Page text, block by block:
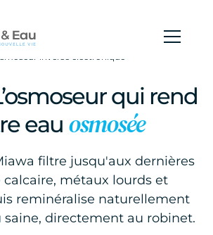
inverse électronique
qui rend
eau osmosée
filtre jusqu'aux dernières
calcaire, métaux lourds et
reminéralise naturellement
saine, directement au robinet.